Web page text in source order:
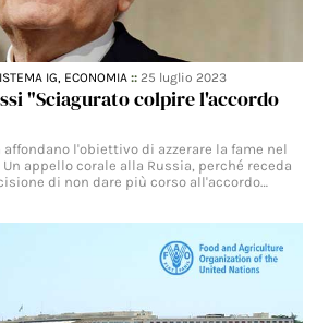
IG, ECONOMIA ::25 luglio 2023
"Sciagurato colpire l'accordo
affondano l'obiettivo di azzerare la fame nel
appello corale alla Russia, perché receda
di non dare più corso all'accordo…